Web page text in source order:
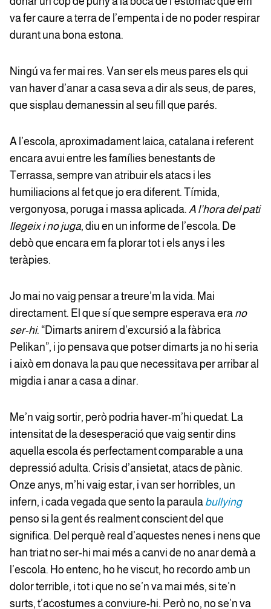
va fer caure a terra de l’empenta i de no poder respirar
durant una bona estona.
Ningú va fer mai res. Van ser els meus pares els qui
van haver d’anar a casa seva a dir als seus, de pares,
que sisplau demanessin al seu fill que parés.
A l’escola, aproximadament laica, catalana i referent
encara avui entre les famílies benestants de
Terrassa, sempre van atribuir els atacs i les
humiliacions al fet que jo era diferent. Tímida,
vergonyosa, poruga i massa aplicada. A l’hora del pati
llegeix i no juga, diu en un informe de l’escola. De
debò que encara em fa plorar tot i els anys i les
teràpies.
Jo mai no vaig pensar a treure’m la vida. Mai
directament. El que sí que sempre esperava era no
ser-hi. “Dimarts anirem d’excursió a la fàbrica
Pelikan”, i jo pensava que potser dimarts ja no hi seria
i això em donava la pau que necessitava per arribar al
migdia i anar a casa a dinar.
Me’n vaig sortir, però podria haver-m’hi quedat. La
intensitat de la desesperació que vaig sentir dins
aquella escola és perfectament comparable a una
depressió adulta. Crisis d’ansietat, atacs de pànic.
Onze anys, m’hi vaig estar, i van ser horribles, un
infern, i cada vegada que sento la paraula bullying
penso si la gent és realment conscient del que
significa. Del perquè real d’aquestes nenes i nens que
han triat no ser-hi mai més a canvi de no anar demà a
l’escola. Ho entenc, ho he viscut, ho recordo amb un
dolor terrible, i tot i que no se’n va mai més, si te’n
surts, t’acostumes a conviure-hi. Però no, no se’n va